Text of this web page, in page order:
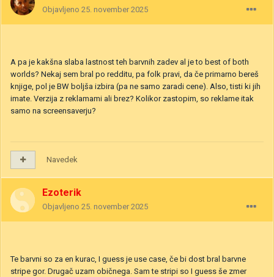
Objavljeno 25. november 2025
A pa je kakšna slaba lastnost teh barvnih zadev al je to best of both
worlds? Nekaj sem bral po redditu, pa folk pravi, da če primarno bereš
knjige, pol je BW boljša izbira (pa ne samo zaradi cene). Also, tisti ki jih
imate. Verzija z reklamami ali brez? Kolikor zastopim, so reklame itak
samo na screensaverju?
Navedek
Ezoterik
Objavljeno 25. november 2025
Te barvni so za en kurac, I guess je use case, če bi dost bral barvne
stripe gor. Drugač uzam običnega. Sam te stripi so I guess še zmer